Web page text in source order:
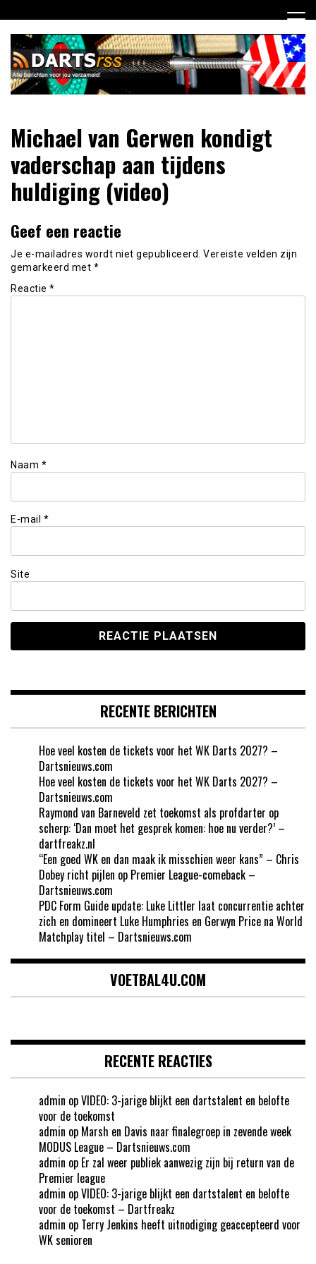
naar
inhoud
DartsRSS
verzameld!
Michael van Gerwen kondigt
vaderschap aan tijdens
huldiging (video)
Geef een reactie
Je e-mailadres wordt niet gepubliceerd. Vereiste velden zijn
gemarkeerd met *
Reactie *
Naam *
E-mail *
Site
RECENTE BERICHTEN
Hoe veel kosten de tickets voor het WK Darts 2027? –
Dartsnieuws.com
Hoe veel kosten de tickets voor het WK Darts 2027? –
Dartsnieuws.com
Raymond van Barneveld zet toekomst als profdarter op
scherp: ‘Dan moet het gesprek komen: hoe nu verder?’ –
dartfreakz.nl
“Een goed WK en dan maak ik misschien weer kans” – Chris
Dobey richt pijlen op Premier League-comeback –
Dartsnieuws.com
PDC Form Guide update: Luke Littler laat concurrentie achter
zich en domineert Luke Humphries en Gerwyn Price na World
Matchplay titel – Dartsnieuws.com
VOETBAL4U.COM
RECENTE REACTIES
admin opVIDEO: 3-jarige blijkt een dartstalent en belofte
voor de toekomst
admin op Marsh en Davis naar finalegroep in zevende week
MODUS League – Dartsnieuws.com
admin op Er zal weer publiek aanwezig zijn bij return van de
Premier league
admin opVIDEO: 3-jarige blijkt een dartstalent en belofte
voor de toekomst – Dartfreakz
admin op Terry Jenkins heeft uitnodiging geaccepteerd voor
WK senioren